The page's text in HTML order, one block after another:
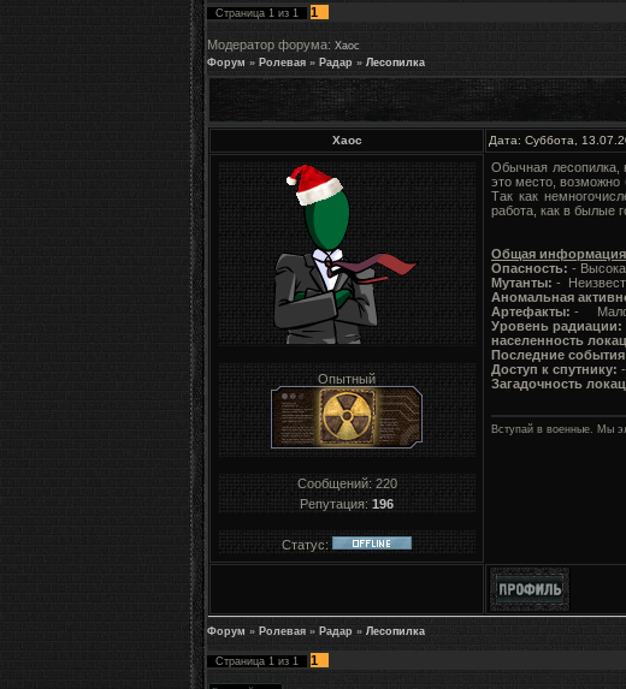
Страница 1 из 1 1
Модератор форума: Хаос
Форум » Ролевая » Радар » Лесопилка
Хаос Дата: Суббота,
Опытный
Сообщений: 220
Репутация: 196
Статус:
Обычная лесопилка,
это место, возможно
Так как
работа, как в былые
Общая информация
Опасность: -
Мутанты: -
Аномальная
Артефакты: -
Уровень радиации:
населенность
Последние
Доступ к спутнику:
Загадочность
Вступай в военные. Мы
Форум » Ролевая » Радар » Лесопилка
Страница 1 из 1
1